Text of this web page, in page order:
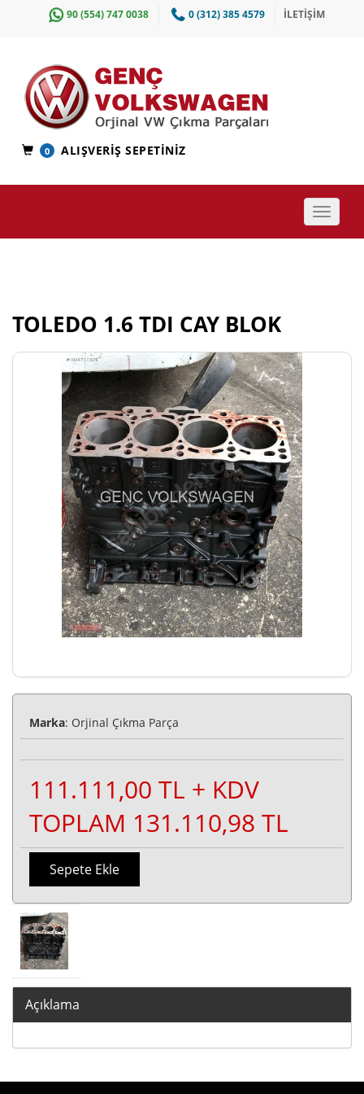
90 (554) 747 0038 0 (312) 385 4579 İLETİŞİM
0 ALIŞVERIŞ SEPETINIZ
Toggle
TOLEDO 1.6 TDI CAY BLOK
Marka: Orjinal Çıkma Parça
111.111,00 TL + KDV
TOPLAM 131.110,98 TL
Sepete Ekle
Açıklama